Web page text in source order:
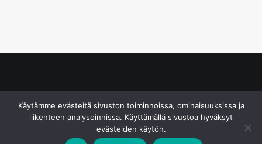
Käytämme evästeitä sivuston toiminnoissa, ominaisuuksissa ja
liikenteen analysoinnissa. Käyttämällä sivustoa hyväksyt
evästeiden käytön.